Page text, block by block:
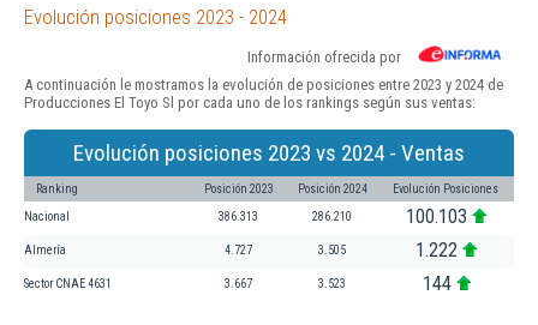
Evolución posiciones 2023 - 2024
Información ofrecida por
A continuación le mostramos la evolución de posiciones entre 2023 y 2024 de
Producciones El Toyo Sl por cada uno de los rankings según sus ventas:
Evolución posiciones 2023 vs 2024 - Ventas
Ranking Posición 2023 Posición 2024 Evolución Posiciones
Nacional 386.313 286.210 100.103
Almería 4.727 3.505 1.222
Sector CNAE 4631 3.667 3.523 144